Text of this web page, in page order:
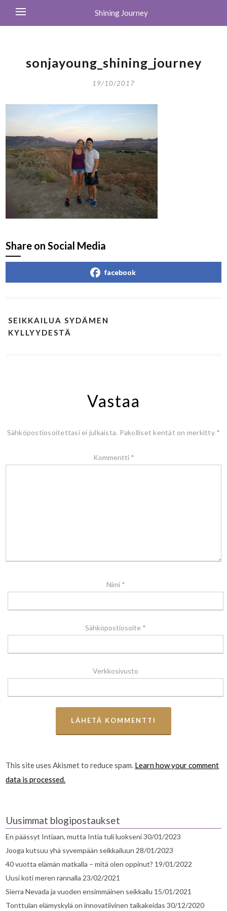
Shining Journey
sonjayoung_shining_journey
19/10/2017
Share on Social Media
facebook
SEIKKAILUA SYDÄMEN
KYLLYYDESTÄ
Vastaa
Sähköpostiosoitettasi ei julkaista. Pakolliset kentät on merkitty *
Kommentti *
Nimi *
Sähköpostiosoite *
Verkkosivusto
This site uses Akismet to reduce spam. Learn how your comment
data is processed.
Uusimmat blogipostaukset
En päässyt Intiaan, mutta Intia tuli luokseni30/01/2023
Jooga kutsuu yhä syvempään seikkailuun 28/01/2023
40 vuotta elämän matkalla – mitä olen oppinut? 19/01/2022
Uusi koti meren rannalla 23/02/2021
Sierra Nevada ja vuoden ensimmäinen seikkailu 15/01/2021
Tonttulan elämyskylä on innovatiivinen taikakeidas 30/12/2020